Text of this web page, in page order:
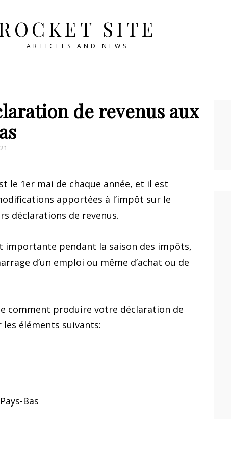
SITE
ARTICLES AND NEWS
de revenus aux
le 1er mai de chaque année, et il est
apportées à l’impôt sur le
déclarations de revenus.
importante pendant la saison des impôts,
d’un emploi ou même d’achat ou de
comment produire votre déclaration de
éléments suivants:
Bas